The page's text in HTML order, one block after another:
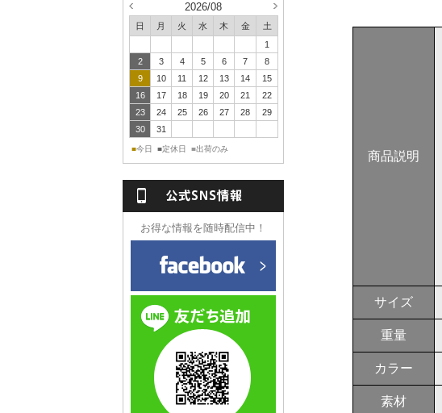
商品説明
サイズ
重量
カラー
素材
2026/08
日 月 火 水 木 金
土
1
2
3 4 5 6 7
8
9
10 11 12 13 14
15
16
17 18 19 20 21
22
23
24 25 26 27 28
29
30
31
■今日 ■定休日 ■出荷のみ
お得な情報を随時配信中！